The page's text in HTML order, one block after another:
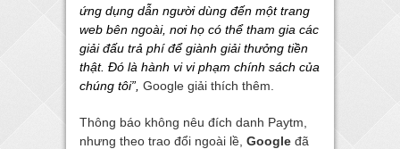
ứng dụng dẫn người dùng đến một trang
web bên ngoài, nơi họ có thể tham gia các
giải đấu trả phí để giành giải thưởng tiền
thật. Đó là hành vi vi phạm chính sách của
chúng tôi”, Google giải thích thêm.
Thông báo không nêu đích danh Paytm,
nhưng theo trao đổi ngoài lề, Google đã